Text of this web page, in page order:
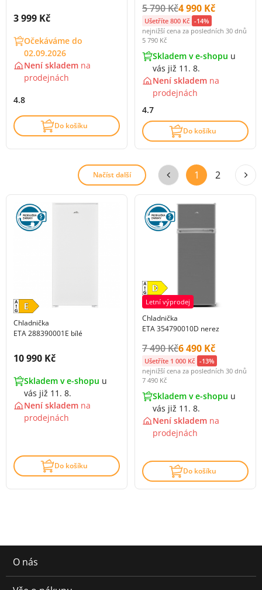
Cena s DPH:
3 999 Kč
Očekáváme do
02.09.2026
Není skladem na
prodejnách
4.8
Do košíku
Původní cena s DPH:
5 790 KčCena s DPH:
4 990 Kč
Ušetříte 800 Kč -14%
nejnižší cena za posledních 30 dnů
5 790 Kč
Skladem v e-shopu u
vás již 11. 8.
Není skladem na
prodejnách
4.7
Do košíku
Načíst další 1 2
Chladnička
ETA 288390001E bílé
Cena s DPH:
10 990 Kč
Skladem v e-shopu u
vás již 11. 8.
Není skladem na
prodejnách
Do košíku
Letní výprodej
Chladnička
ETA 354790010D nerez
Původní cena s DPH:
7 490 KčCena s DPH:
6 490 Kč
Ušetříte 1 000 Kč -13%
nejnižší cena za posledních 30 dnů
7 490 Kč
Skladem v e-shopu u
vás již 11. 8.
Není skladem na
prodejnách
Do košíku
O nás